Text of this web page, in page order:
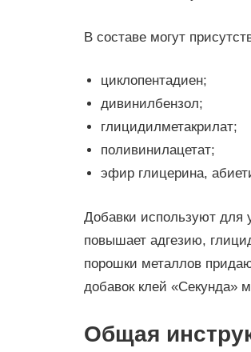
В составе могут
циклопентадиен;
дивинилбензол;
глицидилметакрилат;
поливинилацетат;
эфир глицерина,
Добавки используют для
повышает адгезию,
порошки металлов
добавок клей «Секунда»
Общая